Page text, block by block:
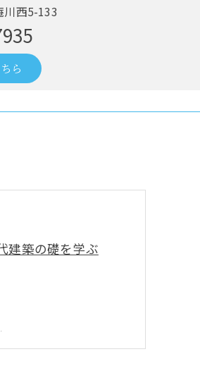
川西5-133
ら
建築の礎を学ぶ